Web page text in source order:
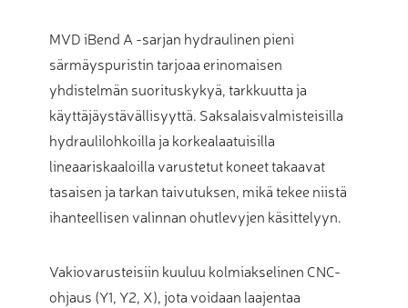
MVD iBend A -sarjan hydraulinen pieni
särmäyspuristin tarjoaa erinomaisen
yhdistelmän suorituskykyä, tarkkuutta ja
käyttäjäystävällisyyttä. Saksalaisvalmisteisilla
hydraulilohkoilla ja korkealaatuisilla
lineaariskaaloilla varustetut koneet takaavat
tasaisen ja tarkan taivutuksen, mikä tekee niistä
ihanteellisen valinnan ohutlevyjen käsittelyyn.
Vakiovarusteisiin kuuluu kolmiakselinen CNC-
ohjaus (Y1, Y2, X), jota voidaan laajentaa